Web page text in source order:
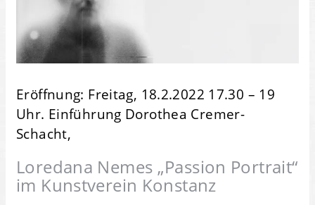
Eröffnung: Freitag, 18.2.2022 17.30 – 19
Uhr. Einführung Dorothea Cremer-
Schacht,
Loredana Nemes „Passion Portrait“
im Kunstverein Konstanz